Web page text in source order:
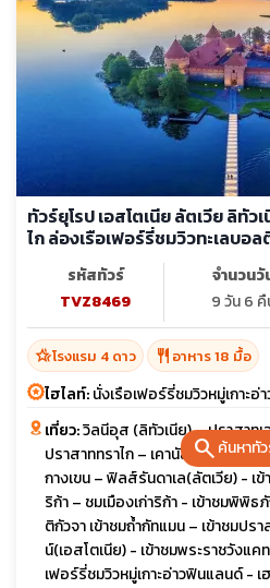
searchค้นหาทั
ทัวร์ยุโรป เอสโตเนีย ลัตเวีย ลิทั
ไก ล่องเรือเฟอร์รี่ชมวิวทะเลบอ
รหัสทัวร์
TVZ8469
จำนวนวั
9 วัน 6
hotel_classโรงแรม 4 ดาว restaurant อาหาร 18 มื้อ
ไฮไลท์:นั่งเรือเฟอร์รี่ชมวิวหมู่เกาะ
เที่ยว:วิลนีอุส (ลิทัวเนีย) – ปราสาทเ
ปราสาททราไก – เคานัส – ชมปราส
กางเขน – ฟิลส์รันดาเล(ลัตเวีย) - เ
ริก้า – ชมเมืองเก่าริก้า - เข้าชมพิพิ
ติกัวจา เข้าชมถ้ำกัทแมน – เข้าชมป
น์(เอสโตเนีย) - เข้าชมพระราชวังแค
เฟอร์รี่ชมวิวหมู่เกาะอ่าวฟินแลนด์ -